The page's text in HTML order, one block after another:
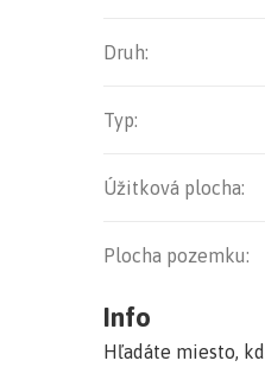
Druh:
Typ:
Úžitková plocha:
Plocha pozemku:
Info
Hľadáte miesto,